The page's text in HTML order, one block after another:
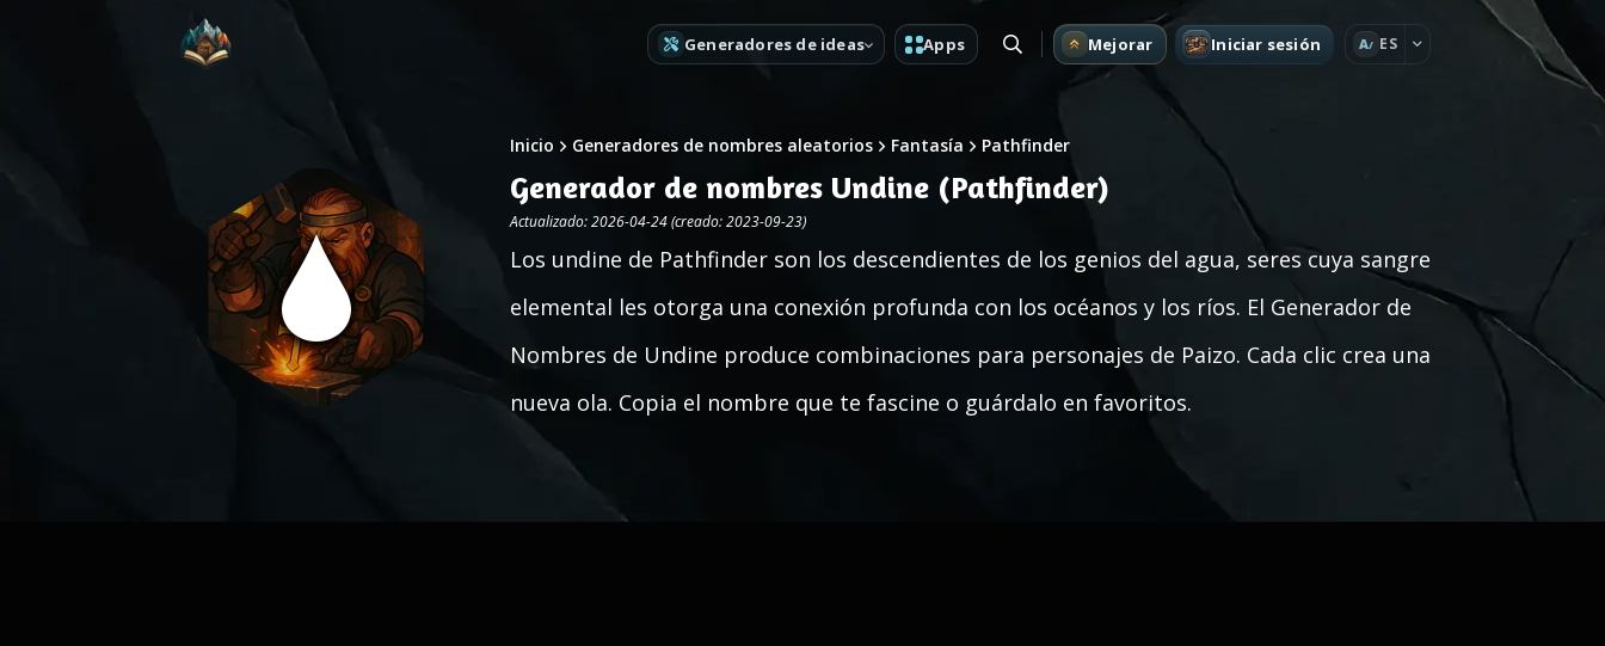
Generadores de ideas Apps Mejorar Iniciar sesión A ES
Inicio Generadores de nombres aleatorios Fantasía Pathfinder
Generador de nombres Undine (Pathfinder)
Actualizado: 2026-04-24 (creado: 2023-09-23)
Los undine de Pathfinder son los descendientes de los genios del agua, seres cuya sangre
elemental les otorga una conexión profunda con los océanos y los ríos. El Generador de
Nombres de Undine produce combinaciones para personajes de Paizo. Cada clic crea una
nueva ola. Copia el nombre que te fascine o guárdalo en favoritos.